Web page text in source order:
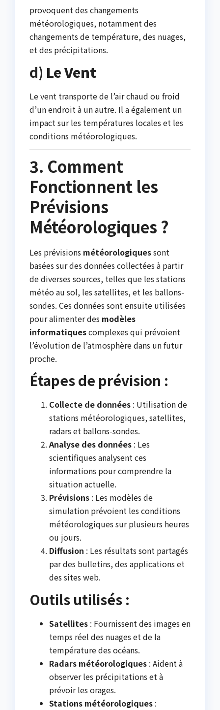
provoquent des changements
météorologiques, notamment des
changements de température, des nuages,
et des précipitations.
d) Le Vent
Le vent transporte de l’air chaud ou froid
d’un endroit à un autre. Il a également un
impact sur les températures locales et les
conditions météorologiques.
3. Comment
Fonctionnent les
Prévisions
Météorologiques ?
Les prévisions météorologiquessont
basées sur des données collectées à partir
de diverses sources, telles que les stations
météo au sol, les satellites, et les ballons-
sondes. Ces données sont ensuite utilisées
pour alimenter des modèles
informatiquescomplexes qui prévoient
l’évolution de l’atmosphère dans un futur
proche.
Étapes de prévision :
Collecte de données : Utilisation de
stations météorologiques, satellites,
radars et ballons-sondes.
Analyse des données : Les
scientifiques analysent ces
informations pour comprendre la
situation actuelle.
Prévisions : Les modèles de
simulation prévoient les conditions
météorologiques sur plusieurs heures
ou jours.
Diffusion : Les résultats sont partagés
par des bulletins, des applications et
des sites web.
Outils utilisés :
Satellites : Fournissent des images en
temps réel des nuages et de la
température des océans.
Radars météorologiques : Aident à
observer les précipitations et à
prévoir les orages.
Stations météorologiques :